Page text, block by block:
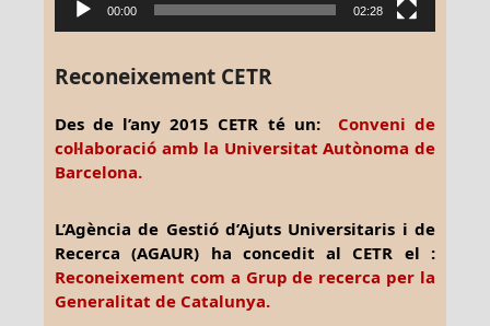
00:00 02:28
Reconeixement CETR
Des de l’any 2015 CETR té un: Conveni de
col·laboració amb la Universitat Autònoma de
Barcelona.
L’Agència de Gestió d’Ajuts Universitaris i de
Recerca (AGAUR) ha concedit al CETR el :
Reconeixement com a Grup de recerca per la
Generalitat de Catalunya.